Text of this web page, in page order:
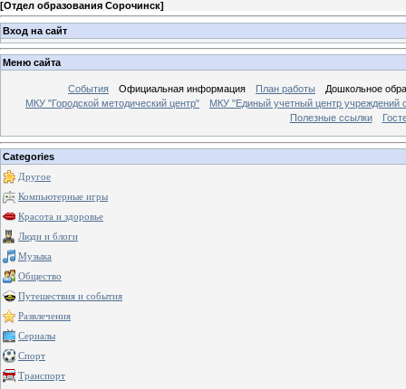
[Отдел образования Сорочинск]
Вход на сайт
Меню сайта
События Официальная информация План работы
Дошкольное
МКУ "Городской методический центр"
МКУ "Единый учетный центр учреждений
Полезные ссылки
Categories
Другое
Компьютерные игры
Красота и здоровье
Люди и блоги
Музыка
Общество
Путешествия и события
Развлечения
Сериалы
Спорт
Транспорт